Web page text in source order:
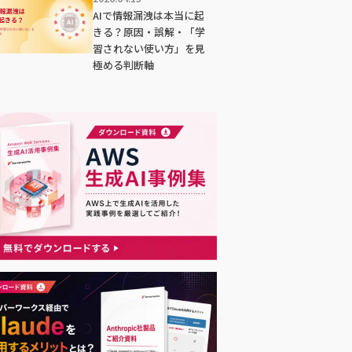
AIで情報漏洩は本当に起
きる？原因・誤解・「学
習されない使い方」を見
極める判断軸